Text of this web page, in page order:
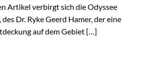
Artikel verbirgt sich die Odyssee
Dr. Ryke Geerd Hamer, der eine
auf dem Gebiet […]